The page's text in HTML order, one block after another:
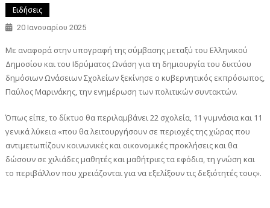
Ειδήσεις
20 Ιανουαρίου 2025
Με αναφορά στην υπογραφή της σύμβασης μεταξύ του Ελληνικού
Δημοσίου και του Ιδρύματος Ωνάση για τη δημιουργία του δικτύου
δημόσιων Ωνάσειων Σχολείων ξεκίνησε ο κυβερνητικός εκπρόσωπος,
Παύλος Μαρινάκης, την ενημέρωση των πολιτικών συντακτών.
Όπως είπε, το δίκτυο θα περιλαμβάνει 22 σχολεία, 11 γυμνάσια και 11
γενικά λύκεια «που θα λειτουργήσουν σε περιοχές της χώρας που
αντιμετωπίζουν κοινωνικές και οικονομικές προκλήσεις και θα
δώσουν σε χιλιάδες μαθητές και μαθήτριες τα εφόδια, τη γνώση και
το περιβάλλον που χρειάζονται για να εξελίξουν τις δεξιότητές τους».